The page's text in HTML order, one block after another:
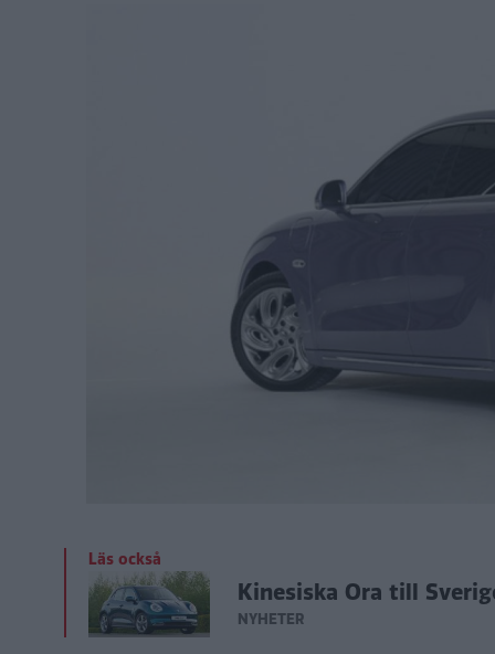
Läs också
Kinesiska Ora till
NYHETER